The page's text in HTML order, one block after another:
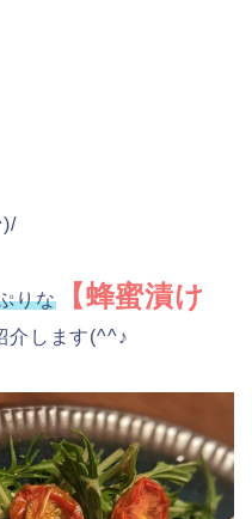
りな【蜂蜜漬け
介します(^^♪